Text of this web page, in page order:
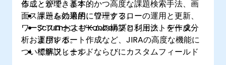
作成・管理、基本的かつ高度な課題検索手法、画
面スキームの適用、ワークフローの運用と更新、
ワークフロースキームの構築と利用法、データ分
析およびレポート作成など、JIRAの高度な機能に
ついて解説します。
ることができます：
課題を効果的に管理する。
ScrumおよびKanbanプロジェクトを作成・
運用する。
標準フィールドならびにカスタムフィールド